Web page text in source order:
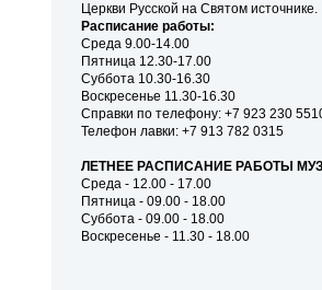
Церкви Русской на Святом источнике.
Расписание работы:
Среда 9.00-14.00
Пятница 12.30-17.00
Суббота 10.30-16.30
Воскресенье 11.30-16.30
Справки по телефону: +7 923 230
Телефон лавки: +7 913 782 0315
ЛЕТНЕЕ РАСПИСАНИЕ РАБОТЫ
Среда - 12.00 - 17.00
Пятница - 09.00 - 18.00
Суббота - 09.00 - 18.00
Воскресенье - 11.30 - 18.00